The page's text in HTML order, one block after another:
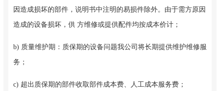
因造成损坏的部件，说明书中注明的易损件除外。由于需方原因
造成的设备损坏，供 方维修或提供配件均按成本价计；
b) 质量维护期：质保期的设备问题我公司将长期提供维护维修服
务；
c) 超出质保期的部件收取部件成本费、人工成本服务费；